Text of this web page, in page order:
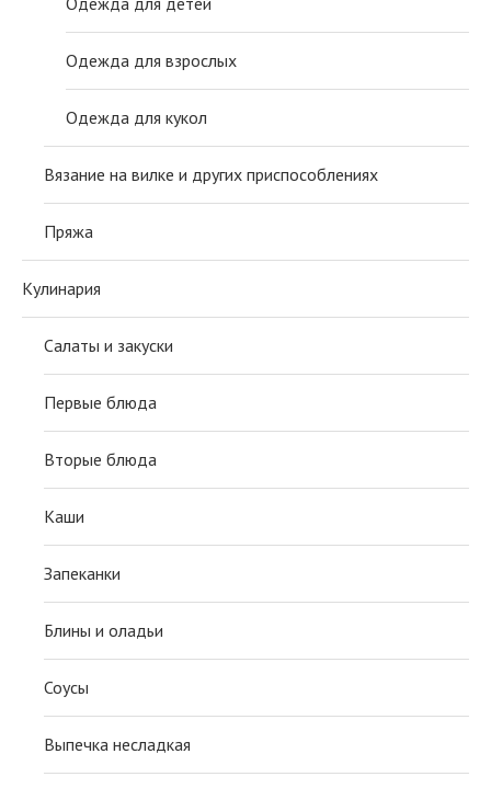
Одежда для взрослых
Одежда для кукол
Вязание на вилке и других приспособлениях
Пряжа
Кулинария
Салаты и закуски
Первые блюда
Вторые блюда
Каши
Запеканки
Блины и оладьи
Соусы
Выпечка несладкая